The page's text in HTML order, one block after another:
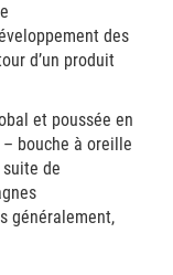
des
d’un produit
et poussée en
bouche à oreille
de
généralement,